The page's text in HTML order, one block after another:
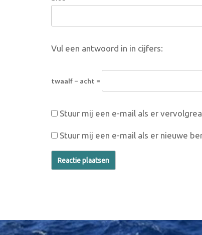
Vul een antwoord in in cijfers:
twaalf − acht =
Stuur mij een e-mail als er
Stuur mij een e-mail als er nieuwe